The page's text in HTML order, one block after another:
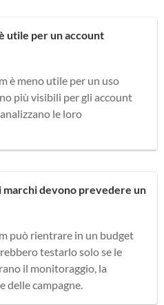
utile per un account
è meno utile per un uso
più visibili per gli account
le loro
marchi devono prevedere un
può rientrare in un budget
testarlo solo se le
il monitoraggio, la
delle campagne.